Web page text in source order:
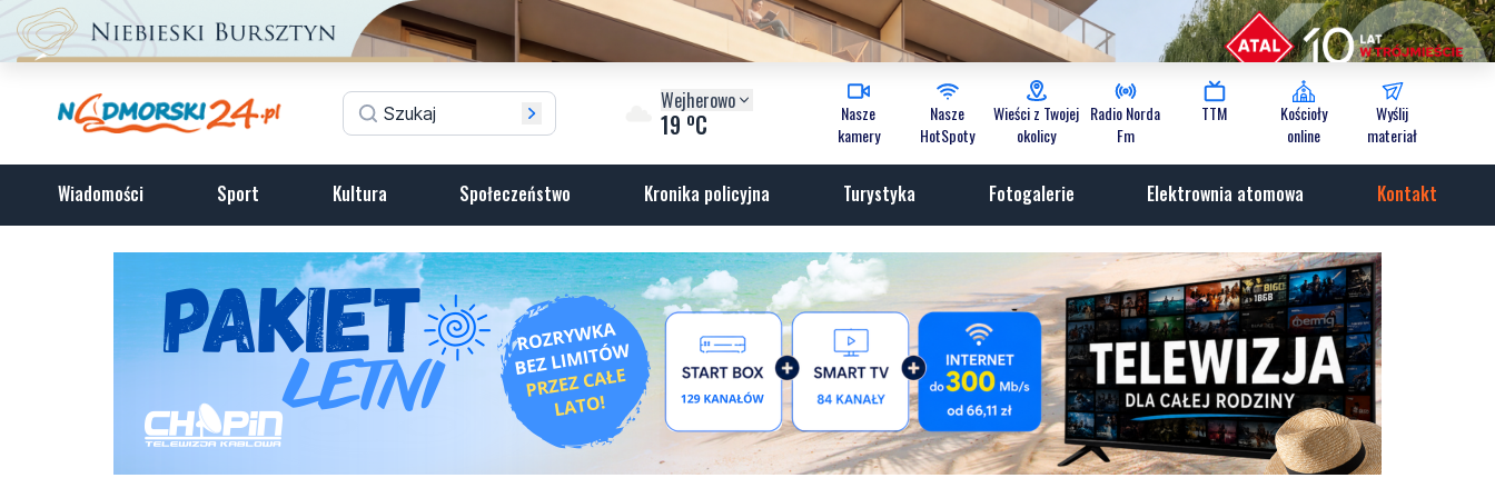
Wejherowo
19 oC
Nasze
kamery
Nasze
HotSpoty
Wieści z Twojej
okolicy
Radio Norda
Fm
TTM
Kościoły
online
Wyślij
materiał
Wiadomości Sport Kultura Społeczeństwo Kronika policyjna Turystyka Fotogalerie Elektrownia atomowa Kontakt